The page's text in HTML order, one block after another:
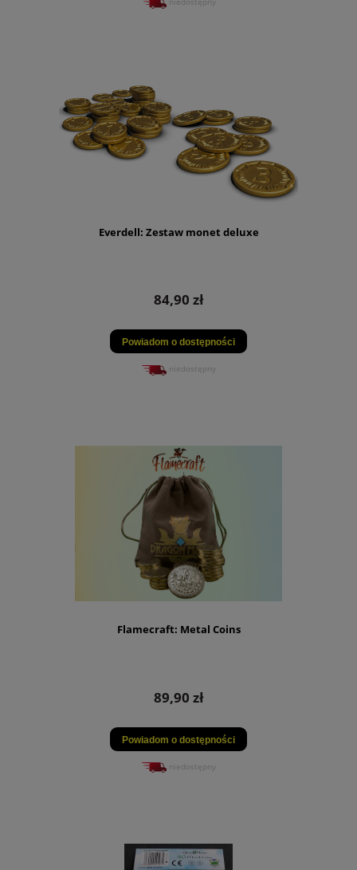
Everdell: Zestaw monet deluxe
84,90 zł
Powiadom o dostępności
niedostępny
Flamecraft: Metal Coins
89,90 zł
Powiadom o dostępności
niedostępny